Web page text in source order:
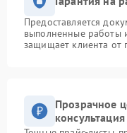
Предоставляется
выполненные работы
защищает клиента от
Прозрачное
консультация